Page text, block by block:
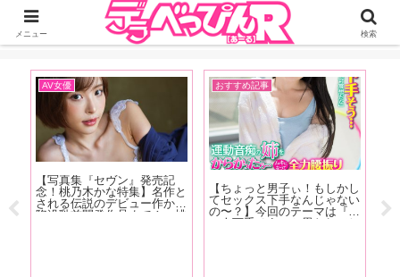
ジーオーティーが運営するちょっとHなニュースサイ。サイト内のリンクには
DMMアフィリエイトが含まれているものがあります
ー
AV女優
【写真集『セヴン』発売記
念！桃乃木かな特集】名作と
される伝説のデビュー作から
陥没乳首開発作品まで！ 桃
おすすめ記事
【ちょっと男子ぃ！もしかし
てセックス下手なんじゃない
の〜？】今回のテーマは『こ
の人下手そう』と思われてし
ー
女
メニュー 検索